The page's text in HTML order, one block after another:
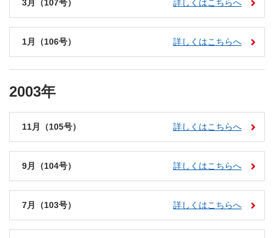
3月（107号） 詳しくはこちらへ
1月（106号） 詳しくはこちらへ
2003年
11月（105号） 詳しくはこちらへ
9月（104号） 詳しくはこちらへ
7月（103号） 詳しくはこちらへ